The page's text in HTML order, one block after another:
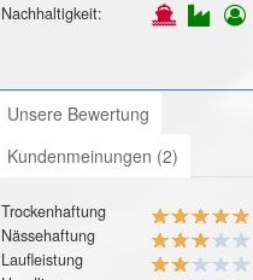
Nachhaltigkeit:
Unsere Bewertung
Kundenmeinungen (2)
Trockenhaftung
Nässehaftung
Laufleistung